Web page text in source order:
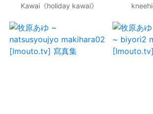
Kawai《holiday kawai》